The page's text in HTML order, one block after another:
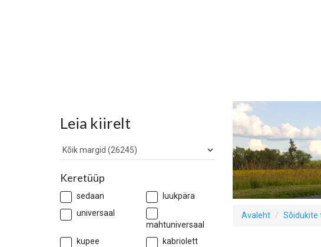
Leia kiirelt
Keretüüp
sedaan
luukpära
universaal
mahtuniversaal
kupee
kabriolett
Avaleht Sõidukite